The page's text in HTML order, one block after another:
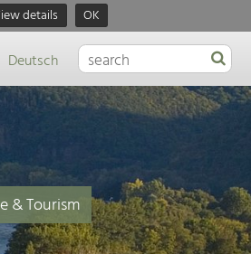
details OK
Deutsch
& Tourism